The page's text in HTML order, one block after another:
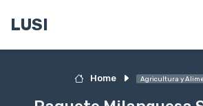
LUSI
Home Agricultura y